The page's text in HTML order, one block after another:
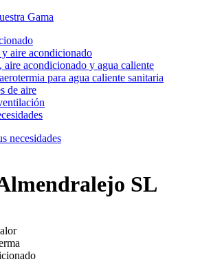
Gama
aire acondicionado
aire acondicionado y agua caliente
para agua caliente sanitaria
de aire
necesidades
SL